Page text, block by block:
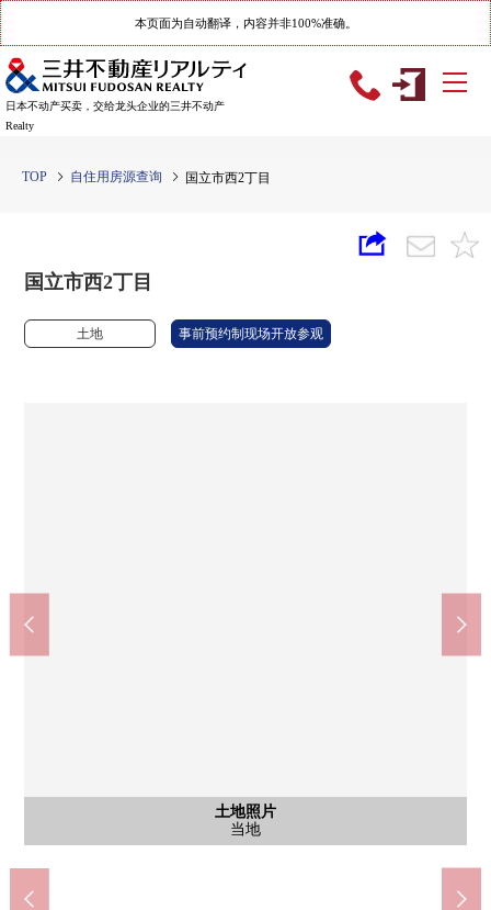
本页面为自动翻译，内容并非100%准确。
日本不动产买卖，交给龙头企业的三井不动产
Realty
TOP 自住用房源查询 国立市西2丁目
国立市西2丁目
土地 事前预约制现场开放参观
土地照片
当地
土地照片
当地
土地照片
当地
含有前面道路的外观
前面道路
土地照片
当地
含有前面道路的外观
前面道路
含有前面道路的外观
前面道路